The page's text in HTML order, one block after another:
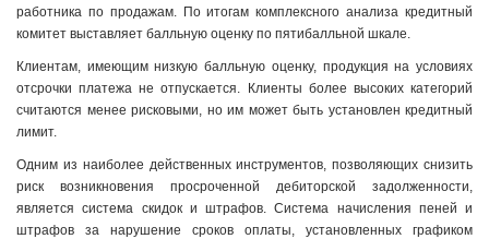
работника по продажам. По итогам комплексного анализа кредитный
комитет выставляет балльную оценку по пятибалльной шкале.
Клиентам, имеющим низкую балльную оценку, продукция на условиях
отсрочки платежа не отпускается. Клиенты более высоких категорий
считаются менее рисковыми, но им может быть установлен кредитный
лимит.
Одним из наиболее действенных инструментов, позволяющих снизить
риск возникновения просроченной дебиторской задолженности,
является система скидок и штрафов. Система начисления пеней и
штрафов за нарушение сроков оплаты, установленных графиком